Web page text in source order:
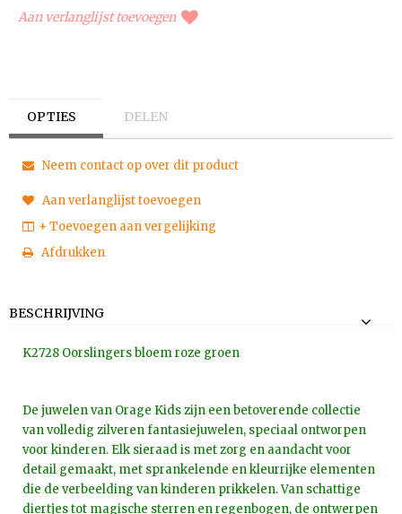
Aan verlanglijst toevoegen
OPTIES DELEN
Neem contact op over dit product
Aan verlanglijst toevoegen
+ Toevoegen aan vergelijking
Afdrukken
BESCHRIJVING
K2728 Oorslingers bloem roze groen
De juwelen van Orage Kids zijn een betoverende collectie
van volledig zilveren fantasiejuwelen, speciaal ontworpen
voor kinderen. Elk sieraad is met zorg en aandacht voor
detail gemaakt, met sprankelende en kleurrijke elementen
die de verbeelding van kinderen prikkelen. Van schattige
diertjes tot magische sterren en regenbogen, de ontwerpen